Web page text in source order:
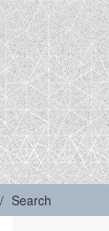
Search